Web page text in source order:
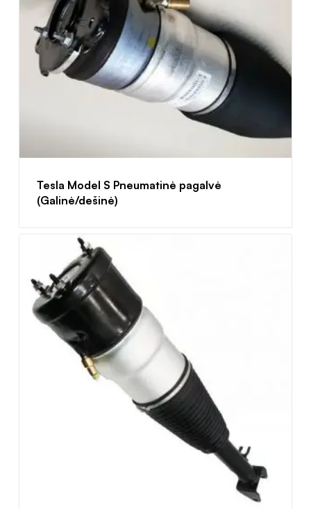
Tesla Model S Pneumatinė pagalvė
(Galinė/dešinė)